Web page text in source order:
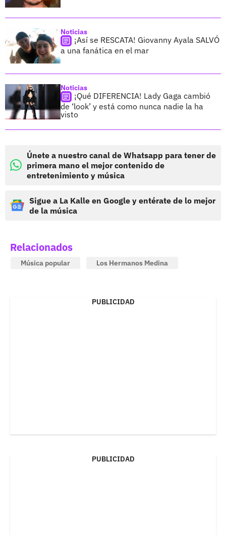
Noticias
¡Así se RESCATA! Giovanny Ayala SALVÓ
a una fanática en el mar
Noticias
¡Qué DIFERENCIA! Lady Gaga cambió
de ‘look’ y está como nunca nadie la ha
visto
Únete a nuestro canal de Whatsapp para tener de
primera mano el mejor contenido de
entretenimiento y música
Sigue a La Kalle en Google y entérate de lo mejor
de la música
Relacionados
Música popular Los Hermanos Medina
PUBLICIDAD
PUBLICIDAD